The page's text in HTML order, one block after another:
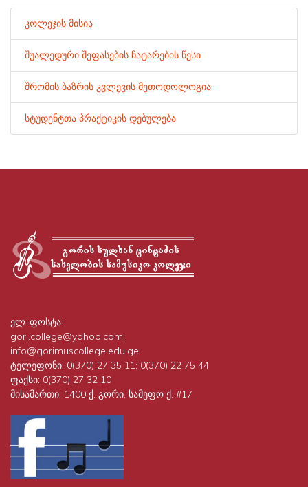
კოლეჯის მისია
შუალედური შეფასების ჩატარების წესი
შრომის ბაზრის კვლევის მეთოდოლოგია
სტუდენტთა პრაქტიკის დებულება
ელ-ფოსტა:
gori.college@yahoo.com;
info@gorimuscollege.edu.ge
ტელეფონი: 0(370) 27 35 11; 0(370) 22 75 44
ფაქსი: 0(370) 27 32 10
მისამართი: 1400 ქ. გორი, სამეფო ქ. #17